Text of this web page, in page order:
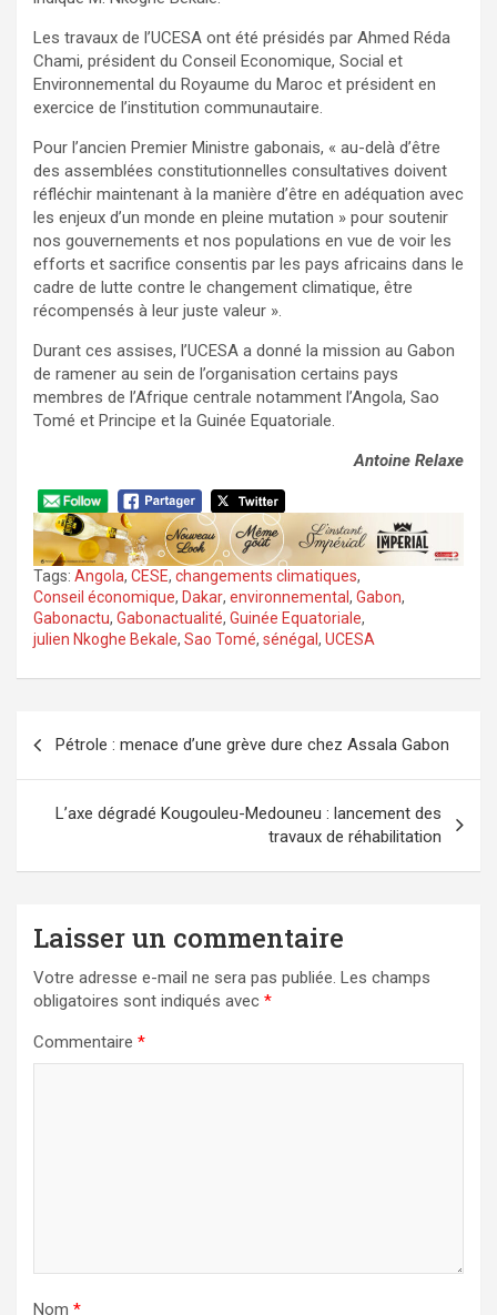
Les travaux de l’UCESA ont été présidés par Ahmed Réda
Chami, président du Conseil Economique, Social et
Environnemental du Royaume du Maroc et président en
exercice de l’institution communautaire.
Pour l’ancien Premier Ministre gabonais, « au-delà d’être
des assemblées constitutionnelles consultatives doivent
réfléchir maintenant à la manière d’être en adéquation avec
les enjeux d’un monde en pleine mutation » pour soutenir
nos gouvernements et nos populations en vue de voir les
efforts et sacrifice consentis par les pays africains dans le
cadre de lutte contre le changement climatique, être
récompensés à leur juste valeur ».
Durant ces assises, l’UCESA a donné la mission au Gabon
de ramener au sein de l’organisation certains pays
membres de l’Afrique centrale notamment l’Angola, Sao
Tomé et Principe et la Guinée Equatoriale.
Antoine Relaxe
Tags: Angola, CESE, changements climatiques,
Conseil économique, Dakar, environnemental, Gabon,
Gabonactu, Gabonactualité, Guinée Equatoriale,
julien Nkoghe Bekale, Sao Tomé, sénégal, UCESA
de
l’article
Pétrole : menace d’une grève dure chez Assala Gabon
L’axe dégradé Kougouleu-Medouneu : lancement des
travaux de réhabilitation
Laisser un commentaire
Votre adresse e-mail ne sera pas publiée. Les champs
obligatoires sont indiqués avec *
Commentaire *
Nom *